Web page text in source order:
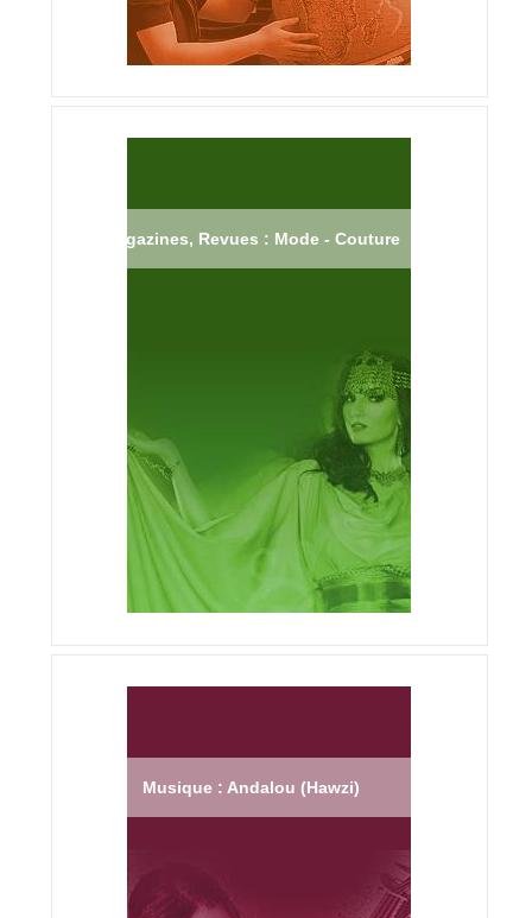
Magazines, Revues : Mode - Couture
Musique : Andalou (Hawzi)